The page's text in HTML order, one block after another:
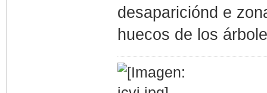
desapariciónd e
huecos de los